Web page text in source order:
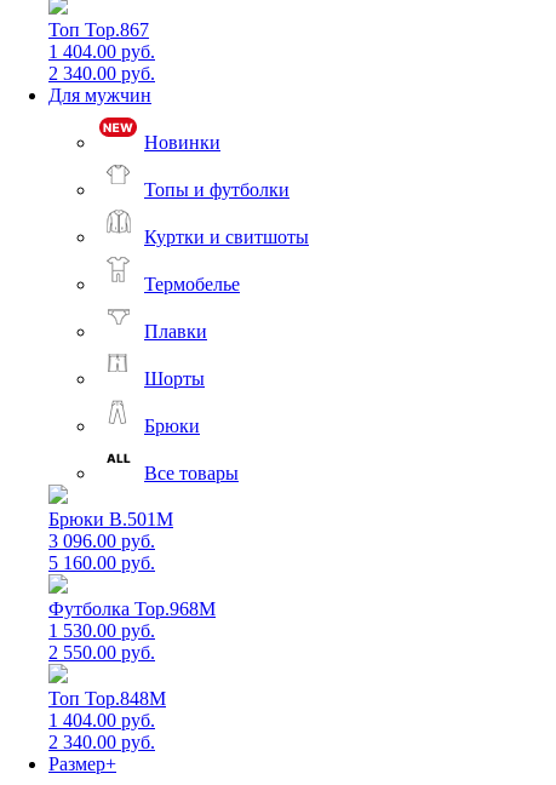
Топ Top.867
1 404.00 руб.
2 340.00 руб.
Для мужчин
Новинки
Топы и футболки
Куртки и свитшоты
Термобелье
Плавки
Шорты
Брюки
Все товары
Брюки B.501M
3 096.00 руб.
5 160.00 руб.
Футболка Top.968M
1 530.00 руб.
2 550.00 руб.
Топ Top.848M
1 404.00 руб.
2 340.00 руб.
Размер+